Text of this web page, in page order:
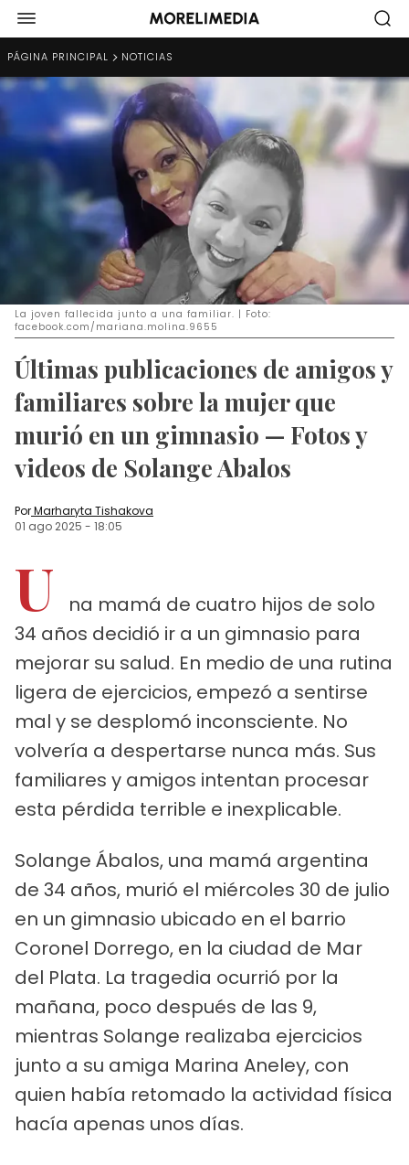
PÁGINA PRINCIPAL NOTICIAS
La joven fallecida junto a una familiar. | Foto:
facebook.com/mariana.molina.9655
Últimas publicaciones de amigos y
familiares sobre la mujer que
murió en un gimnasio — Fotos y
videos de Solange Abalos
PorMarharyta Tishakova
01 ago 2025 - 18:05
U
na mamá de cuatro hijos de solo
34 años decidió ir a un gimnasio para
mejorar su salud. En medio de una rutina
ligera de ejercicios, empezó a sentirse
mal y se desplomó inconsciente. No
volvería a despertarse nunca más. Sus
familiares y amigos intentan procesar
esta pérdida terrible e inexplicable.
Solange Ábalos, una mamá argentina
de 34 años, murió el miércoles 30 de julio
en un gimnasio ubicado en el barrio
Coronel Dorrego, en la ciudad de Mar
del Plata. La tragedia ocurrió por la
mañana, poco después de las 9,
mientras Solange realizaba ejercicios
junto a su amiga Marina Aneley, con
quien había retomado la actividad física
hacía apenas unos días.